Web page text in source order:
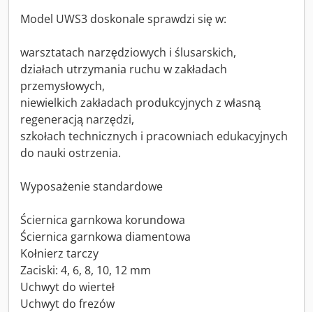
Model UWS3 doskonale sprawdzi się w:
warsztatach narzędziowych i ślusarskich,
działach utrzymania ruchu w zakładach
przemysłowych,
niewielkich zakładach produkcyjnych z własną
regeneracją narzędzi,
szkołach technicznych i pracowniach edukacyjnych
do nauki ostrzenia.
Wyposażenie standardowe
Ściernica garnkowa korundowa
Ściernica garnkowa diamentowa
Kołnierz tarczy
Zaciski: 4, 6, 8, 10, 12 mm
Uchwyt do wierteł
Uchwyt do frezów